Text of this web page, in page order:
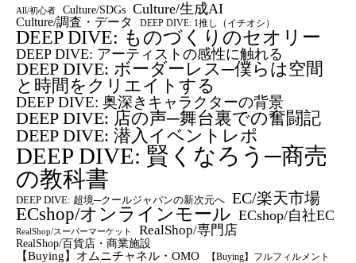
All/初心者 Culture/SDGs Culture/生成AI
Culture/調査・データ DEEP DIVE: 1推し（イチオシ）
DEEP DIVE: ものづくりのセオリー
DEEP DIVE: アーティストの感性に触れる
DEEP DIVE: ボーダーレス─僕らは空間
と時間をクリエイトする
DEEP DIVE: 奥深きキャラクターの背景
DEEP DIVE: 店の声─舞台裏での奮闘記
DEEP DIVE: 潜入イベントレポ
DEEP DIVE: 賢くなろう─商売
の教科書
DEEP DIVE: 超境─クールジャパンの新次元へ EC/楽天市場
ECshop/オンラインモール ECshop/自社EC
RealShop/スーパーマーケット RealShop/専門店
RealShop/百貨店・商業施設
【Buying】オムニチャネル・OMO
【Buying】フルフィルメント